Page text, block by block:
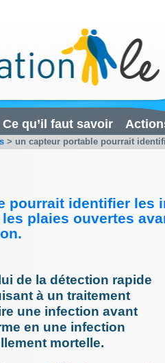
Ce qu’il faut savoir
> un capteur portable pourrait
pourrait identifier les
plaies ouvertes
de la détection rapide
à un traitement
une infection avant
en une infection
mortelle.